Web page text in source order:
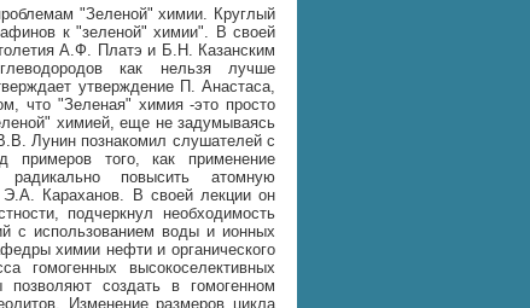
"Зеленой" химии. Круглый
к "зеленой" химии". В своей
А.Ф. Платэ и Б.Н. Казанским
как нельзя лучше
утверждение П. Анастаса,
что "Зеленая" химия -это просто
химией, еще не задумываясь
Лунин познакомил слушателей с
примеров того, как применение
радикально повысить атомную
Караханов. В своей лекции он
подчеркнул необходимость
с использованием воды и ионных
химии нефти и органического
гомогенных высокоселективных
позволяют создать в гомогенном
Изменение размеров цикла